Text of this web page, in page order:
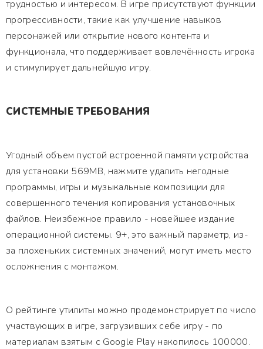
трудностью и интересом. В игре присутствуют функции
прогрессивности, такие как улучшение навыков
персонажей или открытие нового контента и
функционала, что поддерживает вовлечённость игрока
и стимулирует дальнейшую игру.
СИСТЕМНЫЕ ТРЕБОВАНИЯ
Угодный объем пустой встроенной памяти устройства
для установки 569MB, нажмите удалить негодные
программы, игры и музыкальные композиции для
совершенного течения копирования установочных
файлов. Неизбежное правило - новейшее издание
операционной системы. 9+, это важный параметр, из-
за плохеньких системных значений, могут иметь место
осложнения с монтажом.
О рейтинге утилиты можно продемонстрирует по число
участвующих в игре, загрузивших себе игру - по
материалам взятым с Google Play накопилось 100000.